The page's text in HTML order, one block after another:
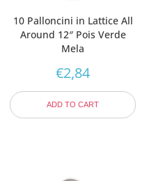
10 Palloncini in Lattice All
Around 12″ Pois Verde
Mela
€2,84
ADD TO CART